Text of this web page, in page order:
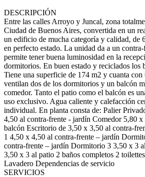
DESCRIPCIÓN
Entre las calles Arroyo y Juncal, zona
Ciudad de Buenos Aires, convertida en un
un edificio de mucha categoría y calidad, de
en perfecto estado. La unidad da a un
permite tener buena luminosidad en la
dormitorios. En buen estado y reciclados los
Tiene una superficie de 174 m2 y cuanta
ventilan dos de los dormitorios y un balcón
comedor. Tanto el patio como el balcón es
uso exclusivo. Agua caliente y calefacción
individual. En planta consta de: Palier
4,50 al contra-frente - jardín Comedor 5,80
balcón Escritorio de 3,50 x 3,50 al contra-
1 4,50 x 4,50 al contra-frente – jardín
contra-frente – jardín Dormitorio 3 3,50 x 3
3,50 x 3 al patio 2 baños completos 2
Lavadero Dependencias de servicio
SERVICIOS